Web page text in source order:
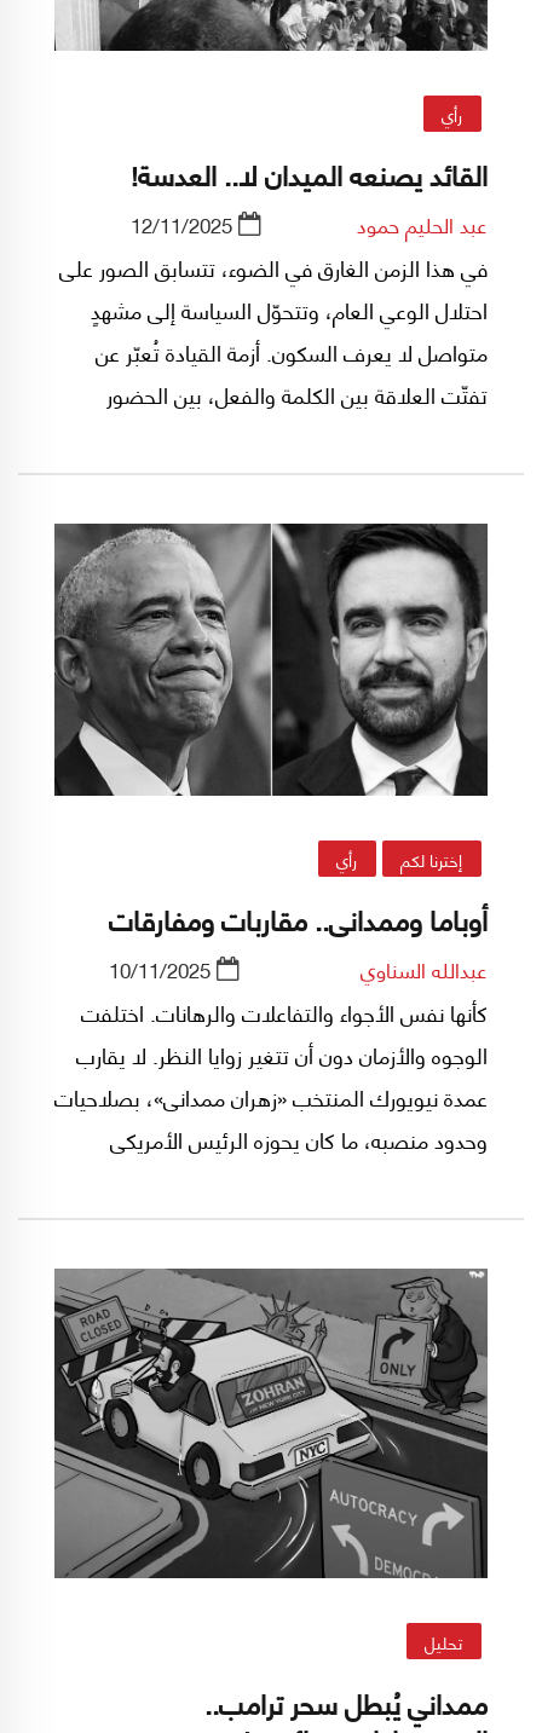
رأي
القائد يصنعه الميدان لا.. العدسة!
عبد الحليم حمود 12/11/2025
في هذا الزمن الغارق في الضوء، تتسابق الصور على
احتلال الوعي العام، وتتحوّل السياسة إلى مشهدٍ
متواصل لا يعرف السكون. أزمة القيادة تُعبّر عن
تفتّت العلاقة بين الكلمة والفعل، بين الحضور
إخترنا لكم رأي
أوباما وممدانى.. مقاربات ومفارقات
عبدالله السناوي 10/11/2025
كأنها نفس الأجواء والتفاعلات والرهانات. اختلفت
الوجوه والأزمان دون أن تتغير زوايا النظر. لا يقارب
عمدة نيويورك المنتخب «زهران ممدانى»، بصلاحيات
وحدود منصبه، ما كان يحوزه الرئيس الأمريكى
كليهما حاز فى لحظات الصعود شعبية هائلة
حملتهما، بصورة ما، مهمة إنقاذ العالم العربى من
أزماته المستحكمة!
تحليل
ممداني يُبطل سحر ترامب..